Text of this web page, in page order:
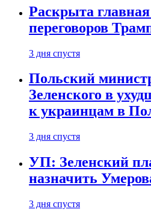
Раскрыта
переговоров
3 дня спустя
Польский
Зеленского в
к украинцам в
3 дня спустя
УП: Зеленский
назначить
3 дня спустя